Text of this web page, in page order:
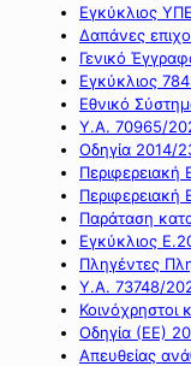
Εγκύκλιος
Δαπάνες
Γενικό
Εγκύκλιος
Εθνικό
Υ.Α. 70965/
Οδηγία 2014/
Περιφερειακή
Περιφερειακή
Παράταση
Εγκύκλιος
Πληγέντες
Υ.Α. 73748/
Κοινόχρηστοι
Οδηγία (ΕΕ)
Απευθείας